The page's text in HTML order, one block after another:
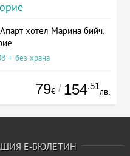
хотел Марина бийч,
+ без храна
79€ / 154.51
лв.
Е-БЮЛЕТИН